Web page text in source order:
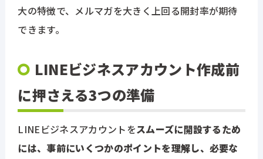
大の特徴で、メルマガを大きく上回る開封率が期待
できます。
LINEビジネスアカウント作成前
に押さえる3つの準備
LINEビジネスアカウントをスムーズに開設するため
には、事前にいくつかのポイントを理解し、必要な